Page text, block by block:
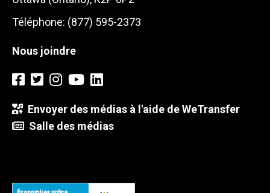
Téléphone: (877) 595-2373
Nous joindre
Envoyer des médias à l'aide de WeTransfer
Salle des médias